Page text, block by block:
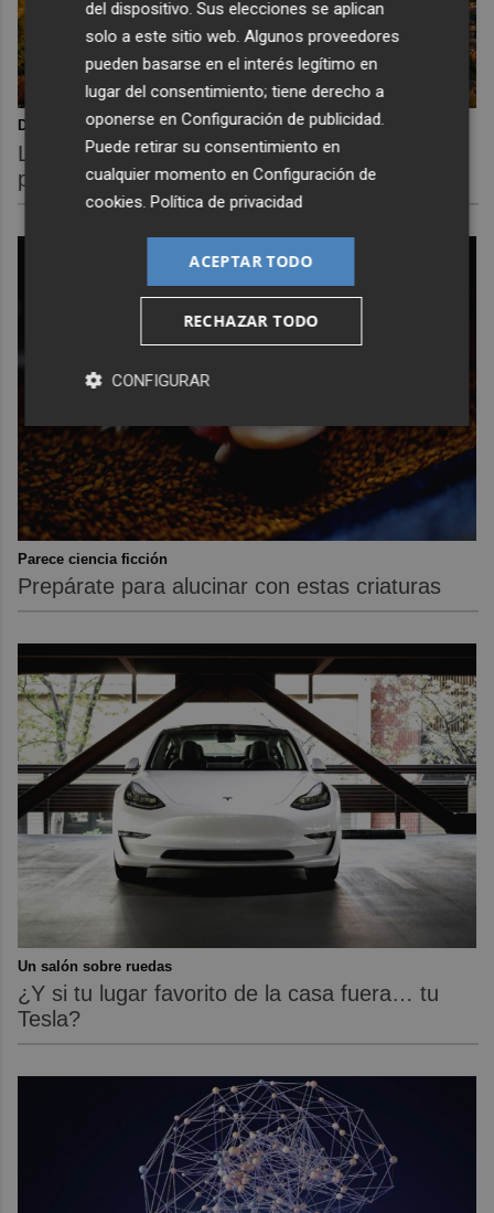
Dónde viajar en 2026
Los destinos que todos van a querer visitar el
próximo año
Parece ciencia ficción
Prepárate para alucinar con estas criaturas
Un salón sobre ruedas
¿Y si tu lugar favorito de la casa fuera… tu
Tesla?
del dispositivo. Sus elecciones se aplican
solo a este sitio web. Algunos proveedores
pueden basarse en el interés legítimo en
lugar del consentimiento; tiene derecho a
oponerse enConfiguración de publicidad.
Puede retirar su consentimiento en
cualquier momento enConfiguración de
cookies.Política de privacidad
ACEPTAR TODO
RECHAZAR TODO
CONFIGURAR